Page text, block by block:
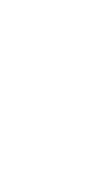
Et nunc
longe a
Israel, ut
Et ait
pretiosa
apparet